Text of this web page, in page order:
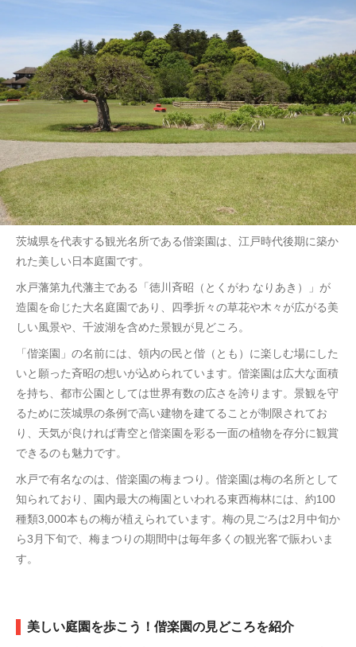
茨城県を代表する観光名所である偕楽園は、江戸時代後期に築か
れた美しい日本庭園です。
水戸藩第九代藩主である「徳川斉昭（とくがわ なりあき）」が
造園を命じた大名庭園であり、四季折々の草花や木々が広がる美
しい風景や、千波湖を含めた景観が見どころ。
「偕楽園」の名前には、領内の民と偕（とも）に楽しむ場にした
いと願った斉昭の想いが込められています。偕楽園は広大な面積
を持ち、都市公園としては世界有数の広さを誇ります。景観を守
るために茨城県の条例で高い建物を建てることが制限されてお
り、天気が良ければ青空と偕楽園を彩る一面の植物を存分に観賞
できるのも魅力です。
水戸で有名なのは、偕楽園の梅まつり。偕楽園は梅の名所として
知られており、園内最大の梅園といわれる東西梅林には、約100
種類3,000本もの梅が植えられています。梅の見ごろは2月中旬か
ら3月下旬で、梅まつりの期間中は毎年多くの観光客で賑わいま
す。
美しい庭園を歩こう！偕楽園の見どころを紹介